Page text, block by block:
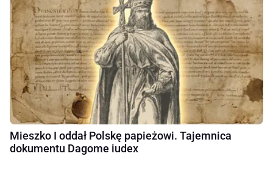
Mieszko I oddał Polskę papieżowi. Tajemnica
dokumentu Dagome iudex